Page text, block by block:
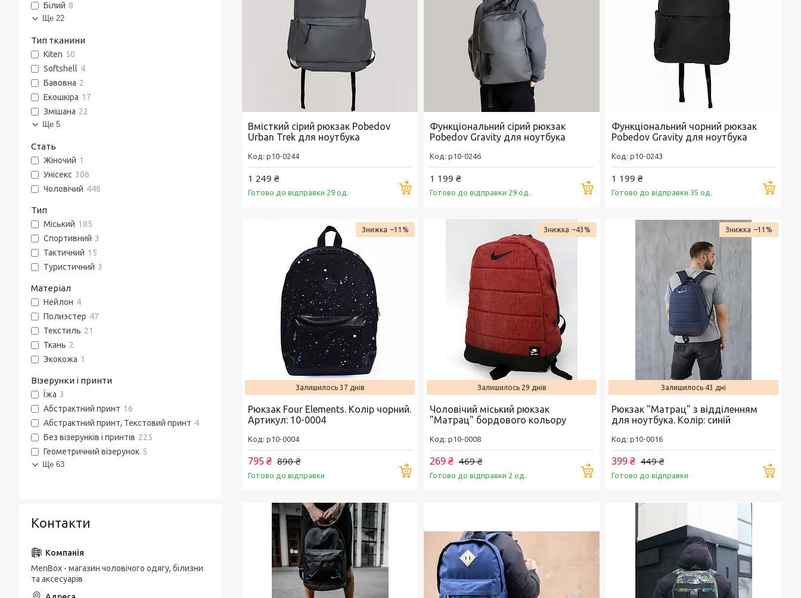
Вмісткий сірий рюкзак Pobedov
Urban Trek для ноутбука
p10-0244
1 249 ₴
Готово до відправки 29 од. Купити
Функціональний сірий рюкзак
Pobedov Gravity для ноутбука
p10-0246
1 199 ₴
Готово до відправки 29 од. Купити
Функціональний чорний рюкзак
Pobedov Gravity для ноутбука
p10-0243
1 199 ₴
Готово до відправки 35 од.
–11%
Залишилось 37 днів
Рюкзак Four Elements. Колір чорний.
Артикул: 10-0004
p10-0004
890 ₴
795 ₴
Готово до відправки Купити
–43%
Залишилось 29 днів
Чоловічий міський рюкзак
"Матрац" бордового кольору
p10-0008
469 ₴
269 ₴
Готово до відправки 2 од. Купити
–11%
Залишилось 43 дні
Рюкзак "Матрац" з відділенням
для ноутбука. Колір: синій
p10-0016
449 ₴
399 ₴
Готово до відправки
Білий 8
Ще 22
Тип тканини
Kiten 50
Softshell 4
Бавовна 2
Екошкіра 17
Змішана 22
Ще 5
Стать
Жіночий 1
Унісекс 306
Чоловічий 448
Тип
Міський 185
Спортивний 3
Тактичний 15
Туристичний 3
Матеріал
Нейлон 4
Полиэстер 47
Текстиль 21
Ткань 2
Экокожа 1
Візерунки і принти
Їжа 3
Абстрактний принт 16
Абстрактний принт, Текстовий принт 4
Без візерунків і принтів 225
Геометричний візерунок 5
Ще 63
Контакти
MenBox - магазин чоловічого одягу, білизни
та аксесуарів